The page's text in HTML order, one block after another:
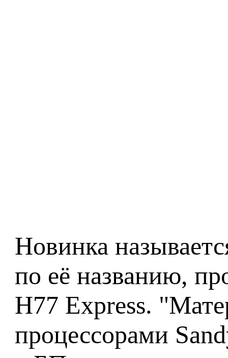
Новинка
по её названию,
H77 Express.
процессорами